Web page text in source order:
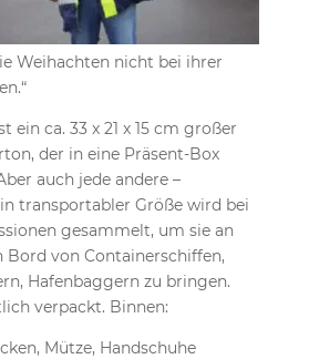
Weihachten nicht bei ihrer
ein ca. 33 x 21 x 15 cm großer
der in eine Präsent-Box
auch jede andere –
transportabler Größe wird bei
gesammelt, um sie an
Bord von Containerschiffen,
Hafenbaggern zu bringen.
verpackt. Binnen:
Mütze, Handschuhe